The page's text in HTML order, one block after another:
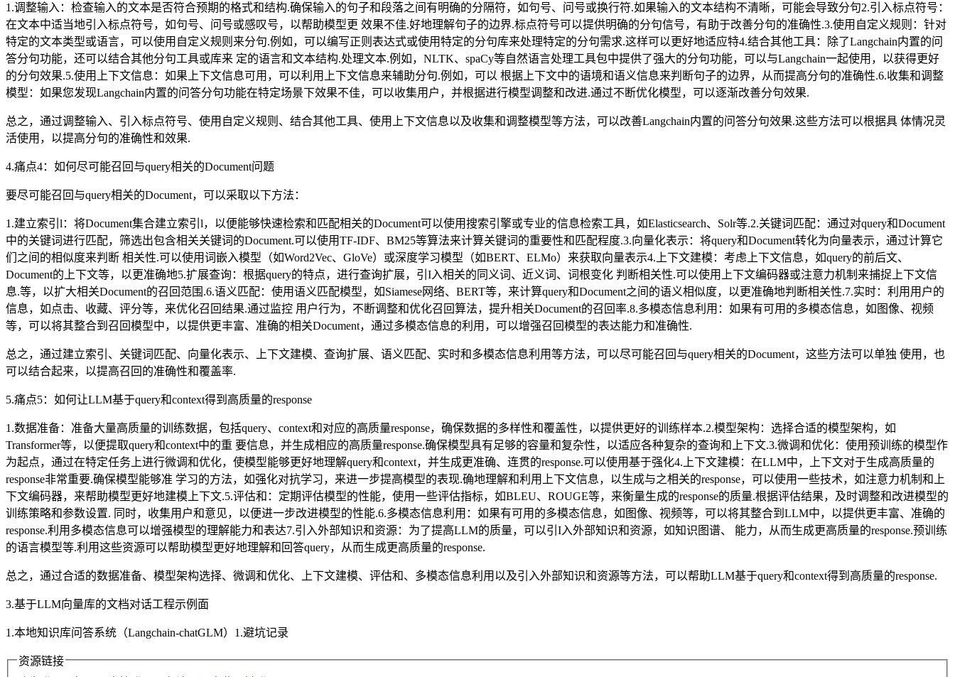
1.调整输入：检查输入的文本是否符合预期的格式和结构.确保输入的句子和段落之间有明确的分隔符，如句号、问号或换行符.如果输入的文本结构不清晰，可能会导致分句2.引入标点符号：
在文本中适当地引入标点符号，如句号、问号或感叹号，以帮助模型更 效果不佳.好地理解句子的边界.标点符号可以提供明确的分句信号，有助于改善分句的准确性.3.使用自定义规则：针对
特定的文本类型或语言，可以使用自定义规则来分句.例如，可以编写正则表达式或使用特定的分句库来处理特定的分句需求.这样可以更好地适应特4.结合其他工具：除了Langchain内置的问
答分句功能，还可以结合其他分句工具或库来 定的语言和文本结构.处理文本.例如，NLTK、spaCy等自然语言处理工具包中提供了强大的分句功能，可以与Langchain一起使用，以获得更好
的分句效果.5.使用上下文信息：如果上下文信息可用，可以利用上下文信息来辅助分句.例如，可以 根据上下文中的语境和语义信息来判断句子的边界，从而提高分句的准确性.6.收集和调整
模型：如果您发现Langchain内置的问答分句功能在特定场景下效果不佳，可以收集用户，并根据进行模型调整和改进.通过不断优化模型，可以逐渐改善分句效果.
总之，通过调整输入、引入标点符号、使用自定义规则、结合其他工具、使用上下文信息以及收集和调整模型等方法，可以改善Langchain内置的问答分句效果.这些方法可以根据具 体情况灵
活使用，以提高分句的准确性和效果.
4.痛点4：如何尽可能召回与query相关的Document问题
要尽可能召回与query相关的Document，可以采取以下方法：
1.建立索引l：将Document集合建立索引l，以便能够快速检索和匹配相关的Document可以使用搜索引擎或专业的信息检索工具，如Elasticsearch、Solr等.2.关键词匹配：通过对query和Document
中的关键词进行匹配，筛选出包含相关关键词的Document.可以使用TF-IDF、BM25等算法来计算关键词的重要性和匹配程度.3.向量化表示：将query和Document转化为向量表示，通过计算它
们之间的相似度来判断 相关性.可以使用词嵌入模型（如Word2Vec、GloVe）或深度学习模型（如BERT、ELMo）来获取向量表示4.上下文建模：考虑上下文信息，如query的前后文、
Document的上下文等，以更准确地5.扩展查询：根据query的特点，进行查询扩展，引I入相关的同义词、近义词、词根变化 判断相关性.可以使用上下文编码器或注意力机制来捕捉上下文信
息.等，以扩大相关Document的召回范围.6.语义匹配：使用语义匹配模型，如Siamese网络、BERT等，来计算query和Document之间的语义相似度，以更准确地判断相关性.7.实时：利用用户的
信息，如点击、收藏、评分等，来优化召回结果.通过监控 用户行为，不断调整和优化召回算法，提升相关Document的召回率.8.多模态信息利用：如果有可用的多模态信息，如图像、视频
等，可以将其整合到召回模型中，以提供更丰富、准确的相关Document，通过多模态信息的利用，可以增强召回模型的表达能力和准确性.
总之，通过建立索引、关键词匹配、向量化表示、上下文建模、查询扩展、语义匹配、实时和多模态信息利用等方法，可以尽可能召回与query相关的Document，这些方法可以单独 使用，也
可以结合起来，以提高召回的准确性和覆盖率.
5.痛点5：如何让LLM基于query和context得到高质量的response
1.数据准备：准备大量高质量的训练数据，包括query、context和对应的高质量response，确保数据的多样性和覆盖性，以提供更好的训练样本.2.模型架构：选择合适的模型架构，如
Transformer等，以便提取query和context中的重 要信息，并生成相应的高质量response.确保模型具有足够的容量和复杂性，以适应各种复杂的查询和上下文.3.微调和优化：使用预训练的模型作
为起点，通过在特定任务上进行微调和优化，使模型能够更好地理解query和context，并生成更准确、连贯的response.可以使用基于强化4.上下文建模：在LLM中，上下文对于生成高质量的
response非常重要.确保模型能够准 学习的方法，如强化对抗学习，来进一步提高模型的表现.确地理解和利用上下文信息，以生成与之相关的response，可以使用一些技术，如注意力机制和上
下文编码器，来帮助模型更好地建模上下文.5.评估和：定期评估模型的性能，使用一些评估指标，如BLEU、ROUGE等，来衡量生成的response的质量.根据评估结果，及时调整和改进模型的
训练策略和参数设置. 同时，收集用户和意见，以便进一步改进模型的性能.6.多模态信息利用：如果有可用的多模态信息，如图像、视频等，可以将其整合到LLM中，以提供更丰富、准确的
response.利用多模态信息可以增强模型的理解能力和表达7.引入外部知识和资源：为了提高LLM的质量，可以引I入外部知识和资源，如知识图谱、 能力，从而生成更高质量的response.预训练
的语言模型等.利用这些资源可以帮助模型更好地理解和回答query，从而生成更高质量的response.
总之，通过合适的数据准备、模型架构选择、微调和优化、上下文建模、评估和、多模态信息利用以及引入外部知识和资源等方法，可以帮助LLM基于query和context得到高质量的response.
3.基于LLM向量库的文档对话工程示例面
1.本地知识库问答系统（Langchain-chatGLM）1.避坑记录
资源链接